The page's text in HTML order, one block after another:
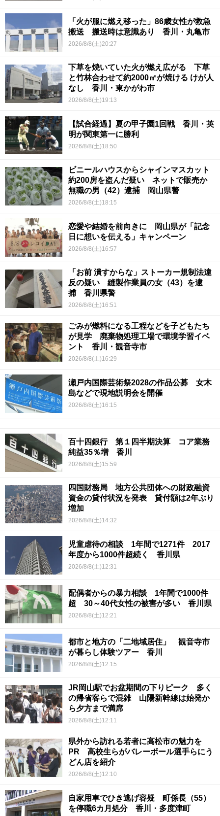
「火が服に燃え移った」86歳女性が救急
搬送 搬送時は意識あり 香川・丸亀市
2026/8/8(土)20:27
下草を焼いていた火が燃え広がる 下草
と竹林合わせて約2000㎡が焼ける けが人
なし 香川・東かがわ市
2026/8/8(土)19:13
【試合経過】夏の甲子園1回戦 香川・英
明が関東第一に勝利
2026/8/8(土)18:50
ビニールハウスからシャインマスカット
約200房を盗んだ疑い ネットで販売か
無職の男（42）逮捕 岡山県警
2026/8/8(土)18:15
恋愛や結婚を前向きに 岡山県が「記念
日に想いを伝える」キャンペーン
2026/8/8(土)16:57
「お前 潰すからな」ストーカー規制法違
反の疑い 縫製作業員の女（43）を逮
捕 香川県警
2026/8/8(土)16:51
ごみが燃料になる工程などを子どもたち
が見学 廃棄物処理工場で環境学習イベ
ント 香川・観音寺市
2026/8/8(土)16:29
瀬戸内国際芸術祭2028の作品公募 女木
島などで現地説明会を開催
2026/8/8(土)16:15
百十四銀行 第１四半期決算 コア業務
純益35％増 香川
2026/8/8(土)15:59
四国財務局 地方公共団体への財政融資
資金の貸付状況を発表 貸付額は2年ぶり
増加
2026/8/8(土)14:32
児童虐待の相談 1年間で1271件 2017
年度から1000件超続く 香川県
2026/8/8(土)12:31
配偶者からの暴力相談 1年間で1000件
超 30～40代女性の被害が多い 香川県
2026/8/8(土)12:21
都市と地方の「二地域居住」 観音寺市
が暮らし体験ツアー 香川
2026/8/8(土)12:15
JR岡山駅でお盆期間の下りピーク 多く
の帰省客らで混雑 山陽新幹線は始発か
ら夕方まで満席
2026/8/8(土)12:11
県外から訪れる若者に高松市の魅力を
PR 高校生らがバレーボール選手らにう
どん店を紹介
2026/8/8(土)12:10
自家用車でひき逃げ容疑 町係長（55）
を停職6カ月処分 香川・多度津町